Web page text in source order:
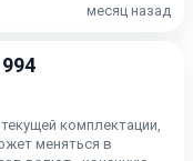
месяц назад
комплектации,
меняться в